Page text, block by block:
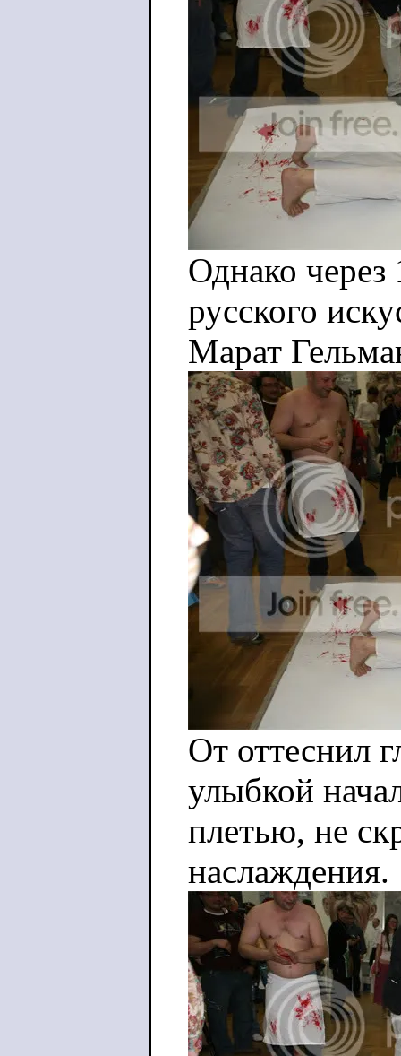
Однако через
русского
Марат
От оттеснил
улыбкой
плетью, не
наслаждения.